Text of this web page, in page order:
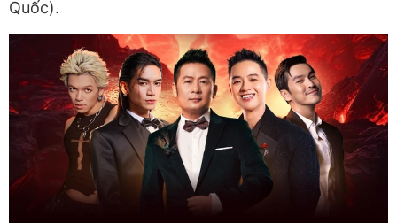
Quốc).